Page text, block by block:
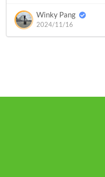
Winky Pang
2024/11/16